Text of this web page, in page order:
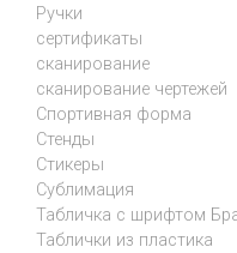
Ручки
сертификаты
сканирование
сканирование чертежей
Спортивная форма
Стенды
Стикеры
Сублимация
Табличка с шрифтом
Таблички из пластика